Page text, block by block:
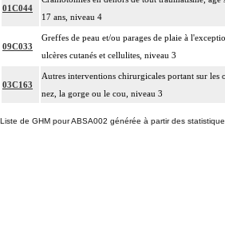
01C044
17 ans, niveau 4
09C033
Greffes de peau et/ou parages de plaie à
ulcères cutanés et cellulites, niveau 3
03C163
Autres interventions chirurgicales portant sur les
nez, la gorge ou le cou, niveau 3
Liste de GHM pour ABSA002 générée à partir des